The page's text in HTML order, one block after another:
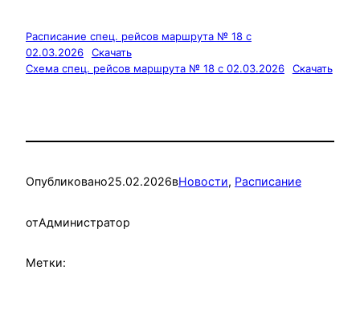
Расписание спец. рейсов маршрута № 18 с
02.03.2026
Скачать
Схема спец. рейсов маршрута № 18 с 02.03.2026
Скачать
Опубликовано25.02.2026вНовости, Расписание
отАдминистратор
Метки: